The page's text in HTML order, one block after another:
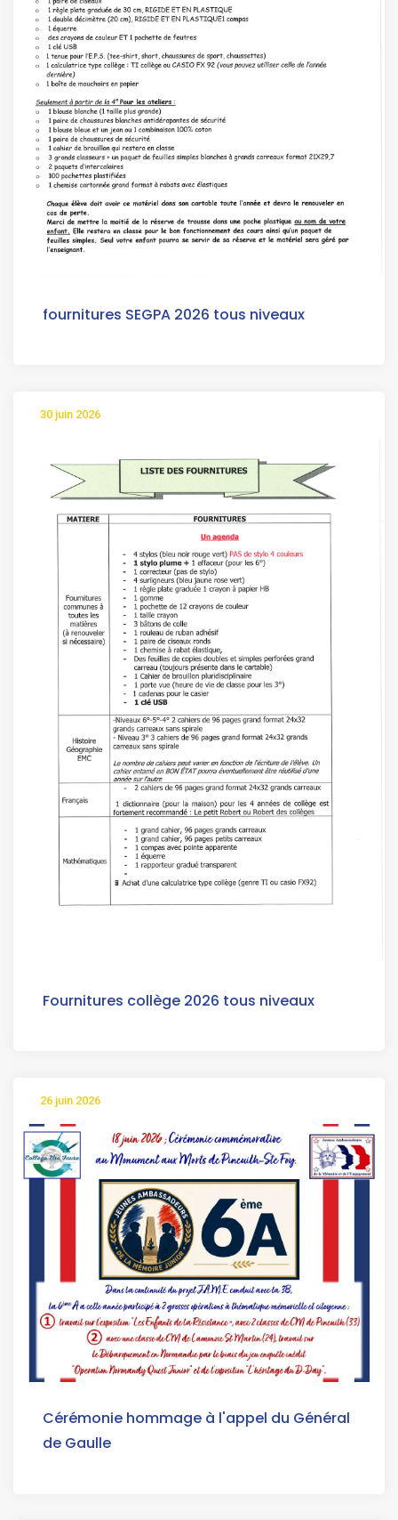
fournitures SEGPA 2026 tous niveaux
30 juin 2026
Fournitures collège 2026 tous niveaux
26 juin 2026
Cérémonie hommage à l'appel du Général
de Gaulle